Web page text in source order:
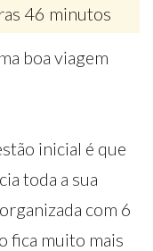
46 minutos
boa viagem
inicial é que
toda a sua
com 6
fica muito mais